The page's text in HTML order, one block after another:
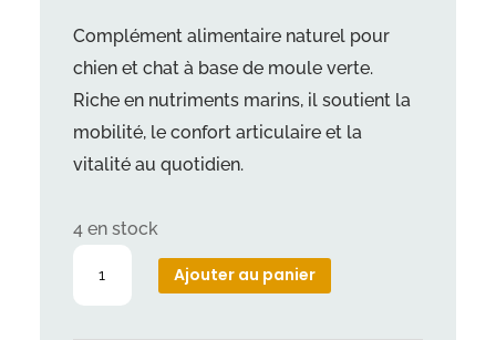
Complément alimentaire naturel pour
chien et chat à base de moule verte.
Riche en nutriments marins, il soutient la
mobilité, le confort articulaire et la
vitalité au quotidien.
4 en stock
Ajouter au panier